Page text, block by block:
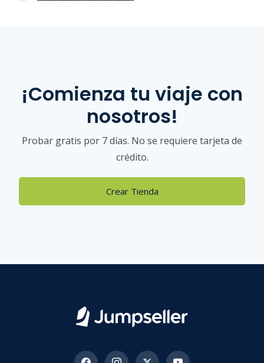
¡Comienza tu viaje con
nosotros!
Probar gratis por 7 días. No se requiere tarjeta de
crédito.
Crear Tienda